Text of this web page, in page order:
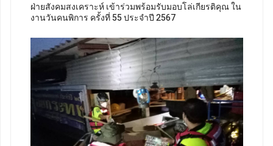
ฝ่ายสังคมสงเคราะห์ เข้าร่วมพร้อมรับมอบโล่เกียรติคุณ ใน
งานวันคนพิการ ครั้งที่ 55 ประจำปี 2567